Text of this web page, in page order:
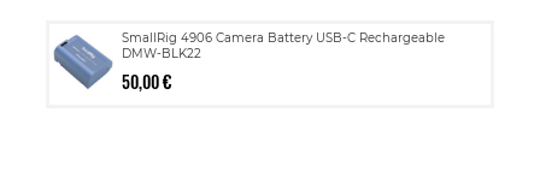
SmallRig 4906 Camera Battery USB-C Rechargeable
DMW-BLK22
50,00 €